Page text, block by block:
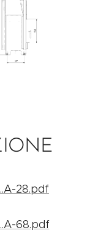
28.pdf
68.pdf